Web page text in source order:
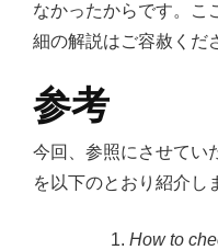
なかったからです。こ
細の解説はご容赦くだ
参考
今回、参照にさせてい
を以下のとおり紹介し
How to